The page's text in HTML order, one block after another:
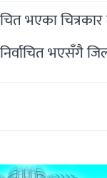
भएका
भएसँगै